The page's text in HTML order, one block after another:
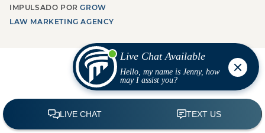
IMPULSADO PORGROW
LAW MARKETING AGENCY